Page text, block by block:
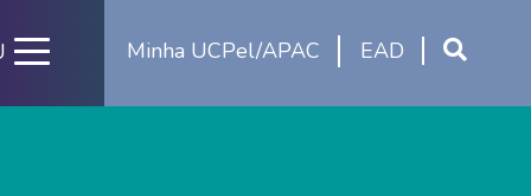
Minha UCPel/APAC EAD